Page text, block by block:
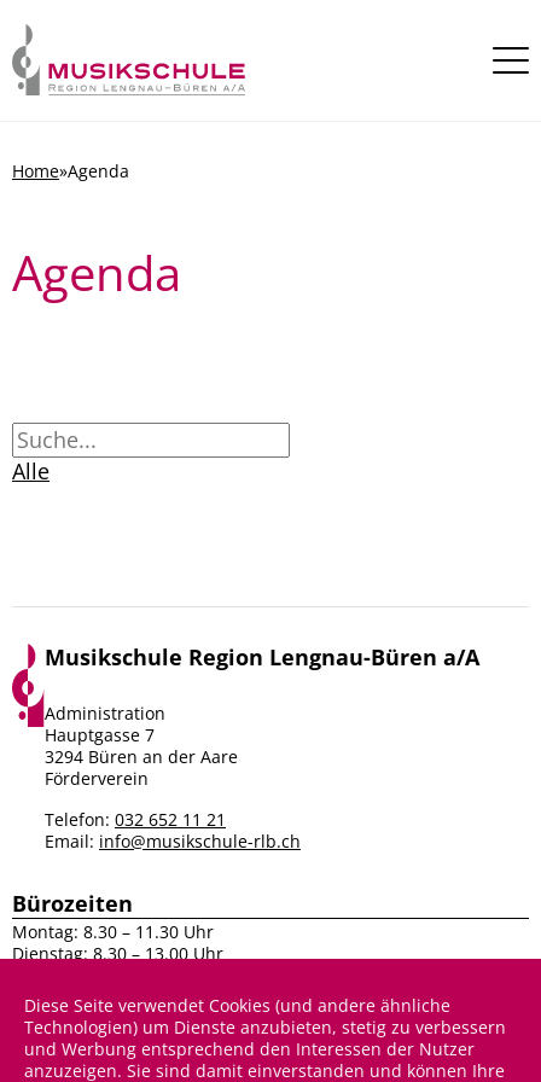
Home»Agenda
Agenda
Alle
Musikschule Region Lengnau-Büren a/A
Administration
Hauptgasse 7
3294 Büren an der Aare
Förderverein
Telefon: 032 652 11 21
Email: info@musikschule-rlb.ch
Bürozeiten
Montag: 8.30 – 11.30 Uhr
Dienstag: 8.30 – 13.00 Uhr
Donnerstag: 8.30 – 13.00 Uhr
Sitemap
Unser Angebot Anmeldung & Infos Über uns
Diese Seite verwendet Cookies (und andere ähnliche
Technologien) um Dienste anzubieten, stetig zu verbessern
und Werbung entsprechend den Interessen der Nutzer
anzuzeigen. Sie sind damit einverstanden und können Ihre